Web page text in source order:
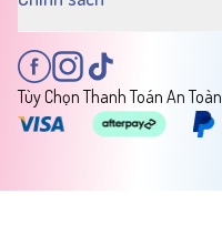
Tùy Chọn Thanh Toán An Toàn